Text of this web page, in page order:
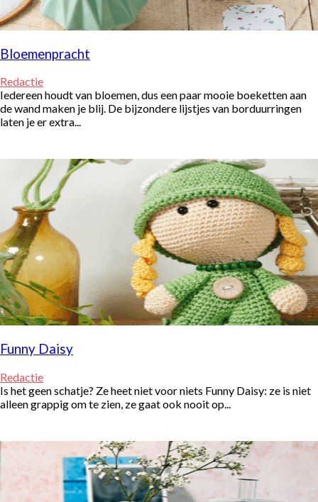
Bloemenpracht
Redactie
Iedereen houdt van bloemen, dus een paar mooie boeketten aan
de wand maken je blij. De bijzondere lijstjes van borduurringen
laten je er extra...
Funny Daisy
Redactie
Is het geen schatje? Ze heet niet voor niets Funny Daisy: ze is niet
alleen grappig om te zien, ze gaat ook nooit op...